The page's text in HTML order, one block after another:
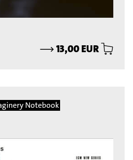
⟶13,00 EUR
Notebook